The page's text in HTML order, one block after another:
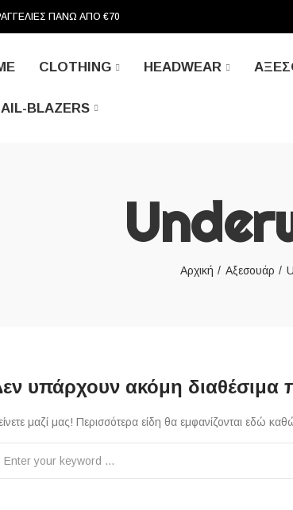
ΠΑΝΩ ΑΠΟ €70
CLOTHING HEADWEAR
BLAZERS
Αρχική Αξεσουάρ
υπάρχουν ακόμη διαθέσιμα
μαζί μας! Περισσότερα είδη θα εμφανίζονται εδώ